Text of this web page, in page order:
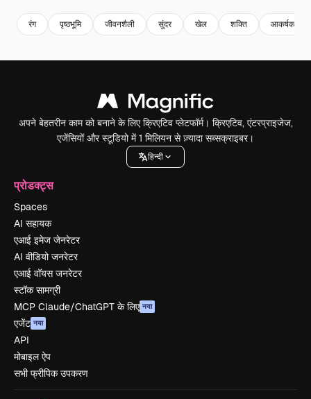
रंग पृष्ठभूमि जीवनशैली सुंदर खेल शक्ति आकर्षक
अपने बेहतरीन काम को बनाने के लिए क्रिएटिव प्लेटफॉर्म। क्रिएटिव, एंटरप्राइजेज,
एजेंसियों और स्टूडियो में 1 मिलियन से ज़्यादा सब्सक्राइबर।
हिन्दी
प्रोडक्ट्स
Spaces
AI सहायक
एआई इमेज जेनरेटर
AI वीडियो जनरेटर
एआई वॉयस जनरेटर
स्टॉक सामग्री
MCP Claude/ChatGPT के लिए नया
एजेंट नया
API
मोबाइल ऐप
सभी फ्रीपिक उपकरण